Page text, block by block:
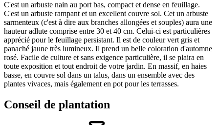
C'est un arbuste nain au port bas, compact et dense en feuillage.
C'est un arbuste rampant et un excellent couvre sol. Cet un arbuste
sarmenteux (c'est à dire aux branches allongées et souples) aura une
hauteur adlute comprise entre 30 et 40 cm. Celui-ci est particulières
apprécié pour le feuillage persistant. Il est de couleur vert gris et
panaché jaune très lumineux. Il prend un belle coloration d'automne
rosé. Facile de culture et sans exigence particulière, il se plaira en
toute exposition et tout endroit de votre jardin. En massif, en haies
basse, en couvre sol dans un talus, dans un ensemble avec des
plantes vivaces, mais également en pot pour les terrasses.
Conseil de plantation